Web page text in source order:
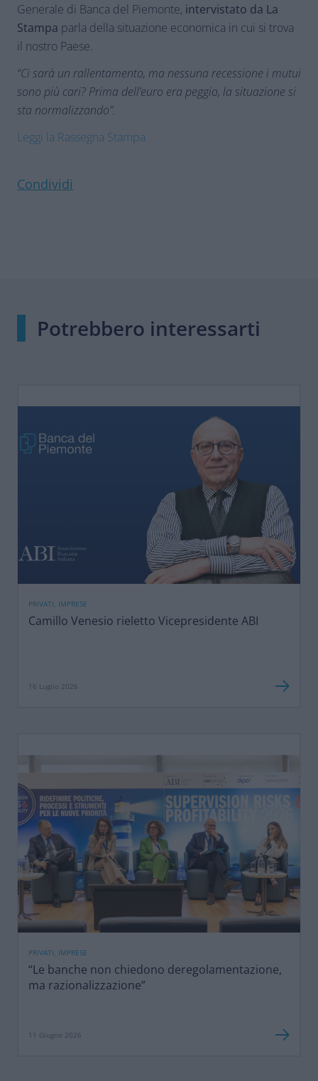
Generale di Banca del Piemonte, intervistato da La
Stampa parla della situazione economica in cui si trova
il nostro Paese.
“Ci sarà un rallentamento, ma nessuna recessione i mutui
sono più cari? Prima dell’euro era peggio, la situazione si
sta normalizzando”.
Leggi la Rassegna Stampa
Condividi
Potrebbero interessarti
PRIVATI, IMPRESE
Camillo Venesio rieletto Vicepresidente ABI
16 Luglio 2026
PRIVATI, IMPRESE
“Le banche non chiedono deregolamentazione,
ma razionalizzazione”
11 Giugno 2026